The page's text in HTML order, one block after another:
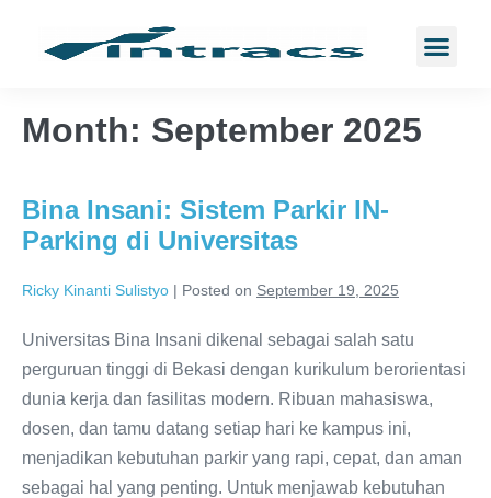
Month: September 2025
Bina Insani: Sistem Parkir IN-
Parking di Universitas
Ricky Kinanti Sulistyo | Posted on September 19, 2025
Universitas Bina Insani dikenal sebagai salah satu
perguruan tinggi di Bekasi dengan kurikulum berorientasi
dunia kerja dan fasilitas modern. Ribuan mahasiswa,
dosen, dan tamu datang setiap hari ke kampus ini,
menjadikan kebutuhan parkir yang rapi, cepat, dan aman
sebagai hal yang penting. Untuk menjawab kebutuhan